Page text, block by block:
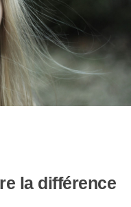
la différence